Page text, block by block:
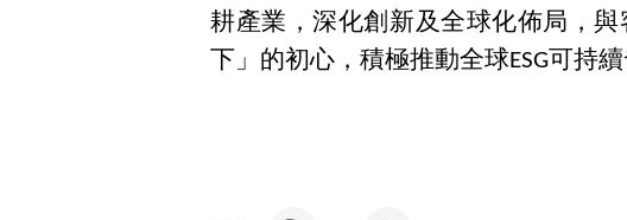
耕產業，深化創新及全球化佈局，
下」的初心，積極推動全球ESG可持